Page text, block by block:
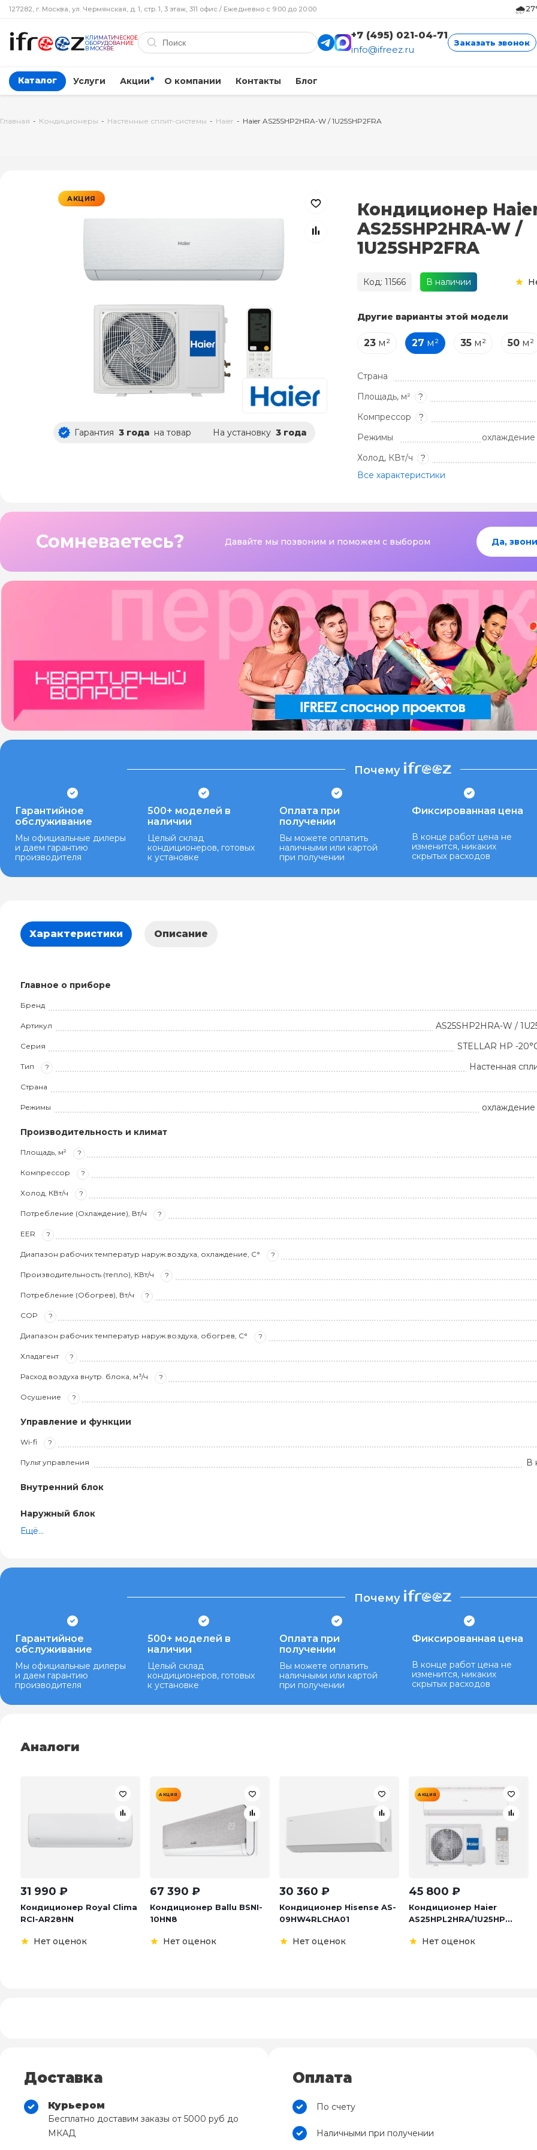
127282, г. Москва, ул. Чермянская, д. 1, стр. 1, 3 этаж, 311 офис / Ежедневно с 9:00 до 20:00 🌧️
КЛИМАТИЧЕСКОЕ
ОБОРУДОВАНИЕ
В МОСКВЕ
+7 (495) 021-04-71
info@ifreez.ru
Заказать звонок
Каталог Услуги Акции О компании Контакты Блог
Главная - Кондиционеры - Настенные сплит-системы - Haier - Haier AS25SHP2HRA-W / 1U25SHP2FRA
АКЦИЯ
Гарантия 3 года на товар На установку 3 года
Кондиционер
AS25SHP2HRA-W /
1U25SHP2FRA
Код: 11566 В наличии
Другие варианты этой модели
23м² 27 м² 35м² 50м²
Страна
Площадь, м²
?
Компрессор
?
Режимы
Холод, КВт/ч
?
Все характеристики
Сомневаетесь? Давайте мы позвоним и поможем с выбором Да,
Почему
Гарантийное
обслуживание
Мы официальные дилеры
и даем гарантию
производителя
500+ моделей в
наличии
Целый склад
кондиционеров, готовых
к установке
Оплата при
получении
Вы можете оплатить
наличными или картой
при получении
Фиксированная цена
В конце работ цена не
изменится, никаких
скрытых расходов
Характеристики Описание
Главное о приборе
Бренд
Артикул AS25SHP2HRA-W /
Серия STELLAR HP -
Тип ? Настенная
Страна
Режимы
Производительность и климат
Площадь, м² ?
Компрессор ?
Холод, КВт/ч ?
Потребление (Охлаждение), Вт/ч ?
EER ?
Диапазон рабочих температур наруж.воздуха, охлаждение, С° ?
Производительность (тепло), КВт/ч ?
Потребление (Обогрев), Вт/ч ?
COP ?
Диапазон рабочих температур наруж.воздуха, обогрев, С° ?
Хладагент ?
Расход воздуха внутр. блока, м³/ч ?
Осушение ?
Управление и функции
Wi-fi ?
Пульт управления В
Внутренний блок
Наружный блок
Ещё...
Почему
Гарантийное
обслуживание
Мы официальные дилеры
и даем гарантию
производителя
500+ моделей в
наличии
Целый склад
кондиционеров, готовых
к установке
Оплата при
получении
Вы можете оплатить
наличными или картой
при получении
Фиксированная цена
В конце работ цена не
изменится, никаких
скрытых расходов
Аналоги
31 990 ₽
Кондиционер Royal Clima
RCI-AR28HN
Нет оценок
АКЦИЯ
67 390 ₽
Кондиционер Ballu BSNI-
10HN8
Нет оценок
30 360 ₽
Кондиционер Hisense AS-
09HW4RLCHA01
Нет оценок
АКЦИЯ
45 800 ₽
Кондиционер Haier
AS25HPL2HRA/1U25HP...
Нет оценок
Доставка
Курьером
Бесплатно доставим заказы от 5000 руб до
МКАД
Оплата
По счету
Наличными при получении